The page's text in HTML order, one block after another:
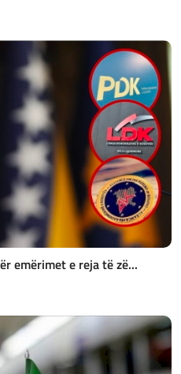
emërimet e reja të zë...